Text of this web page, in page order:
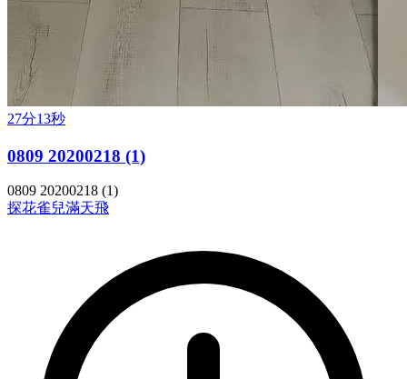
27分13秒
0809 20200218 (1)
0809 20200218 (1)
探花雀兒滿天飛